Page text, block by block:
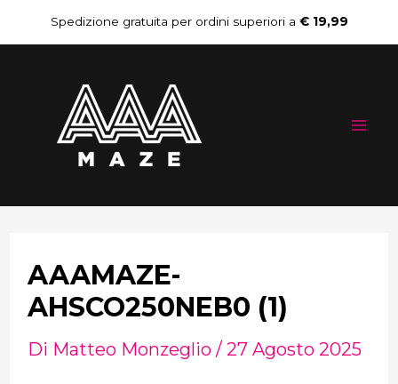
al
contenuto
Spedizione gratuita per ordini superiori a € 19,99
AAAMAZE-
AHSCO250NEB0 (1)
Di Matteo Monzeglio / 27 Agosto 2025
Navigazione
articoli